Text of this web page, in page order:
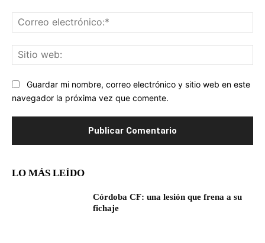
Guardar mi nombre, correo electrónico y sitio web en este
navegador la próxima vez que comente.
LO MÁS LEÍDO
Córdoba CF: una lesión que frena a su
fichaje